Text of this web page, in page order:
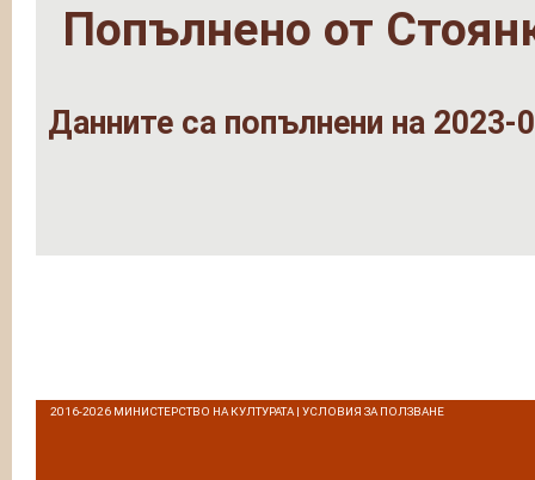
Попълнено от
Данните са попълнени на 2023-
2016-2026 МИНИСТЕРСТВО НА КУЛТУРАТА | УСЛОВИЯ ЗА ПОЛЗВАНЕ